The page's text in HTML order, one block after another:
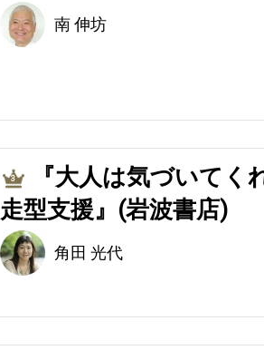
南 伸坊
3
『大人は気づいてく
走型支援』(岩波書店)
角田 光代